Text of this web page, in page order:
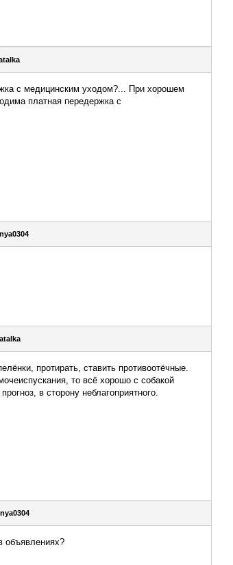
с медицинским уходом?... При хорошем
платная передержка с
протирать, ставить противоотёчные.
то всё хорошо с собакой
в сторону неблагоприятного.
объявлениях?